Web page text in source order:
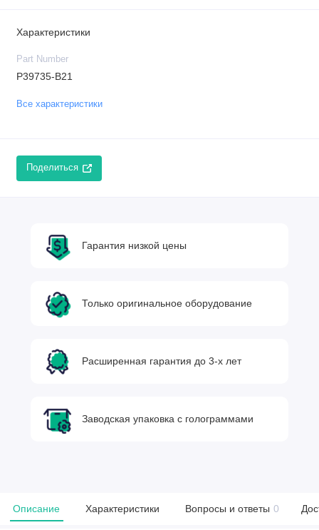
Характеристики
Part Number
P39735-B21
Все характеристики
Поделиться
Гарантия низкой цены
Только оригинальное оборудование
Расширенная гарантия до 3-х лет
Заводская упаковка с голограммами
Описание Характеристики Вопросы и ответы 0